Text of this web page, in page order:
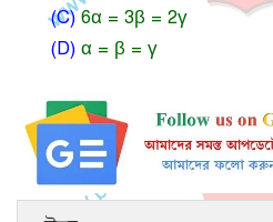
(C)6α = 3β = 2γ
(D) α = β = γ